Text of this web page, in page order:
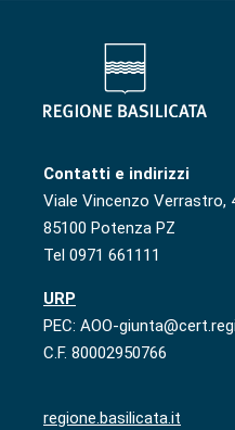
Contatti e indirizzi
Viale Vincenzo Verrastro,
85100 Potenza PZ
Tel 0971 661111
URP
PEC: AOO-
C.F. 80002950766
regione.basilicata.it